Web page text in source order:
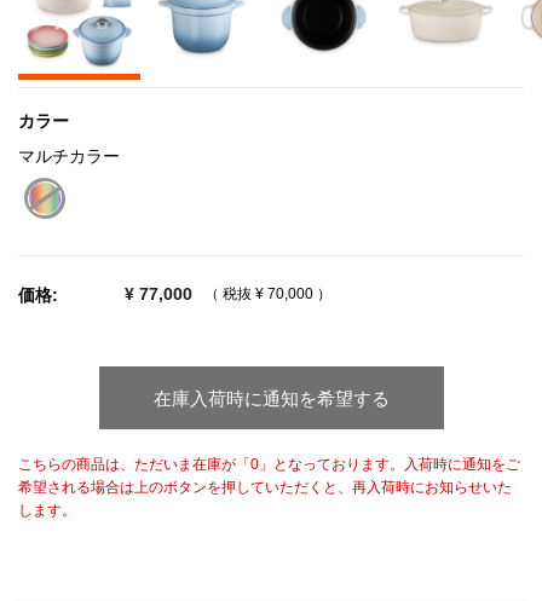
カラー
マルチカラー
価格: ¥ 77,000 （ 税抜 ¥ 70,000 ）
在庫入荷時に通知を希望する
こちらの商品は、ただいま在庫が「0」となっております。入荷時に通知をご
希望される場合は上のボタンを押していただくと、再入荷時にお知らせいた
します。